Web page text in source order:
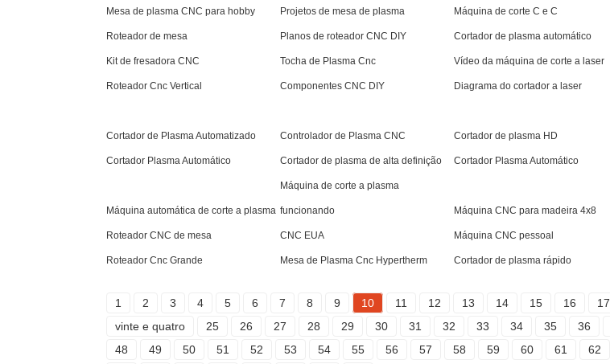
Mesa de plasma CNC para hobby Projetos de mesa de plasma Máquina de corte C e C
Roteador de mesa Planos de roteador CNC DIY Cortador de plasma automático
Kit de fresadora CNC Tocha de Plasma Cnc Vídeo da máquina de corte a laser
Roteador Cnc Vertical Componentes CNC DIY Diagrama do cortador a laser
Cortador de Plasma Automatizado Controlador de Plasma CNC Cortador de plasma HD
Cortador Plasma Automático Cortador de plasma de alta definição Cortador Plasma Automático
Máquina automática de corte a plasma
Máquina de corte a plasma
funcionando Máquina CNC para madeira 4x8
Roteador CNC de mesa CNC EUA Máquina CNC pessoal
Roteador Cnc Grande Mesa de Plasma Cnc Hypertherm Cortador de plasma rápido
1 2 3 4 5 6 7 8 9 10 11 12 13 14 15 16 17
vinte e quatro
25 26 27 28 29 30 31 32 33 34 35 36
48
49 50 51 52 53 54 55 56 57 58 59 60 61 62